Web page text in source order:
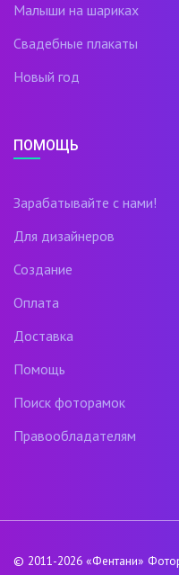
Малыши на шариках
Свадебные плакаты
Новый год
ПОМОЩЬ
Зарабатывайте с нами!
Для дизайнеров
Создание
Оплата
Доставка
Помощь
Поиск фоторамок
Правообладателям
© 2011-2026 «Фентани»